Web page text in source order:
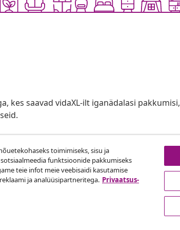
kes saavad vidaXL-ilt iganädalasi pakkumisi,
Lepingust taganemine
toimimiseks, sisu ja
funktsioonide pakkumiseks
teie infot meie veebisaidi kasutamise
ja analüüsipartneritega. Privaatsus-